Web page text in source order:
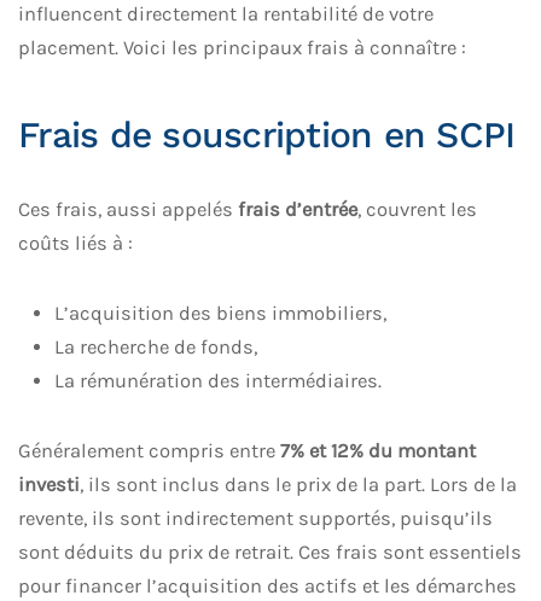
influencent directement la rentabilité de votre
placement. Voici les principaux frais à connaître :
Frais de souscription en SCPI
Ces frais, aussi appelés frais d’entrée, couvrent les
coûts liés à :
L’acquisition des biens immobiliers,
La recherche de fonds,
La rémunération des intermédiaires.
Généralement compris entre 7% et 12% du montant
investi, ils sont inclus dans le prix de la part. Lors de la
revente, ils sont indirectement supportés, puisqu’ils
sont déduits du prix de retrait. Ces frais sont essentiels
pour financer l’acquisition des actifs et les démarches